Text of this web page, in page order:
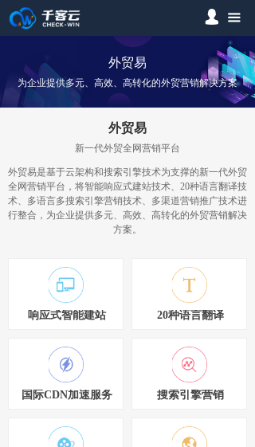
끀
首页
网站优化
全网营销
넙
外贸易
为企业提供多元、高效、高转化的外贸营销解决方案
外贸易
新一代外贸全网营销平台
外贸易是基于云架构和搜索引擎技术为支撑的新一代外贸
全网营销平台，将智能响应式建站技术、20种语言翻译技
术、多语言多搜索引擎营销技术、多渠道营销推广技术进
行整合，为企业提供多元、高效、高转化的外贸营销解决
方案。
响应式智能建站 20种语言翻译
搜索引擎营销
国际CDN加速服务